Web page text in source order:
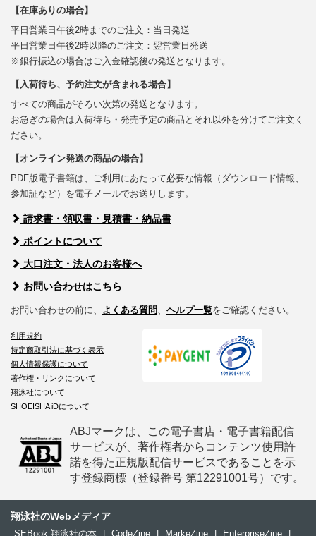
【在庫ありの場合】
平日営業日午後2時までのご注文：当日発送
平日営業日午後2時以降のご注文：翌営業日発送
※銀行振込の場合はご入金確認後の発送となります。
【入荷待ち、予約注文が含まれる場合】
すべての商品がそろい次第の発送となります。
お急ぎの場合は入荷待ち・発売予定の商品とそれ以外を分けてご注文く
ださい。
【オンライン発送の商品の場合】
PDF版電子書籍は、ご利用にあたって必要な情報（ダウンロード情報、
参加証など）を電子メールでお送りします。
請求書・領収書・見積書・納品書
ポイントについて
大口注文・法人のお客様へ
お問い合わせはこちら
お問い合わせの前に、 よくある質問、 ヘルプ一覧をご確認ください。
利用規約
特定商取引法に基づく表示
個人情報保護について
著作権・リンクについて
翔泳社について
SHOEISHA iDについて
ABJマークは、この電子書店・電子書籍配信
サービスが、著作権者からコンテンツ使用許
諾を得た正規版配信サービスであることを示
す登録商標（登録番号 第12291001号）です。
翔泳社のWebメディア
SEBook 翔泳社の本 CodeZine MarkeZine EnterpriseZine